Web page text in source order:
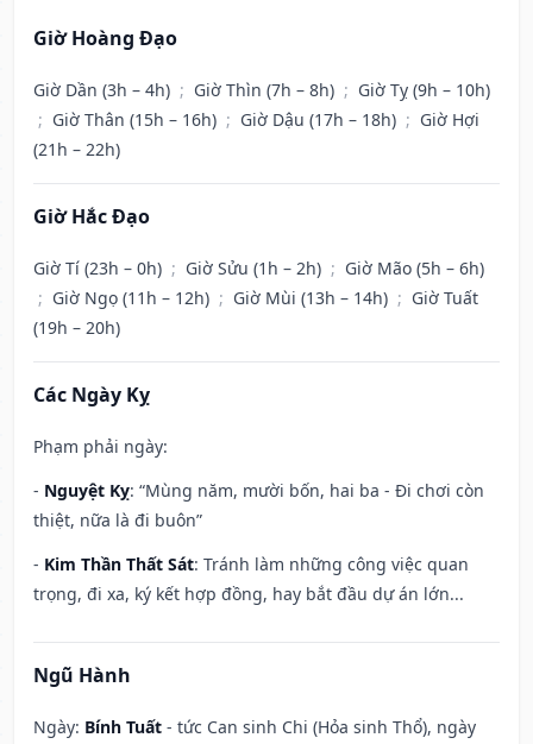
Giờ Hoàng Đạo
Giờ Dần (3h – 4h) ; Giờ Thìn (7h – 8h) ; Giờ Tỵ (9h – 10h)
; Giờ Thân (15h – 16h) ; Giờ Dậu (17h – 18h) ; Giờ Hợi
(21h – 22h)
Giờ Hắc Đạo
Giờ Tí (23h – 0h) ; Giờ Sửu (1h – 2h) ; Giờ Mão (5h – 6h)
; Giờ Ngọ (11h – 12h) ; Giờ Mùi (13h – 14h) ; Giờ Tuất
(19h – 20h)
Các Ngày Kỵ
Phạm phải ngày:
- Nguyệt Kỵ: “Mùng năm, mười bốn, hai ba - Đi chơi còn
thiệt, nữa là đi buôn”
- Kim Thần Thất Sát: Tránh làm những công việc quan
trọng, đi xa, ký kết hợp đồng, hay bắt đầu dự án lớn...
Ngũ Hành
Ngày: Bính Tuất - tức Can sinh Chi (Hỏa sinh Thổ), ngày